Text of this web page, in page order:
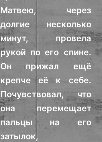
Матвею, через
долгие несколько
минут, провела
рукой по его спине.
Он прижал ещё
крепче её к себе.
Почувствовал, что
она перемещает
пальцы на его
затылок,